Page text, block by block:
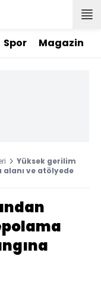
Spor Magazin
Yüksek gerilim
alanı ve atölyede